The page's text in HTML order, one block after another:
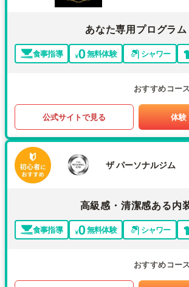
あなた専用プログラム
食事指導 無料体験 シャワー
おすすめコー
公式サイトで見る 体験
ザ パーソナルジム
高級感・清潔感ある内
食事指導 無料体験 シャワー
おすすめコー